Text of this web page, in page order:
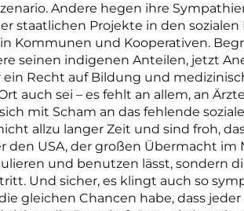
Andere hegen ihre
staatlichen Projekte in den
Kommunen und Kooperativen.
seinen indigenen Anteilen, jetzt
Recht auf Bildung und
auch sei – es fehlt an allem, an
mit Scham an das fehlende
allzu langer Zeit und sind froh,
den USA, der großen Übermacht im
und benutzen lässt, sondern
Und sicher, es klingt auch so
gleichen Chancen habe, dass